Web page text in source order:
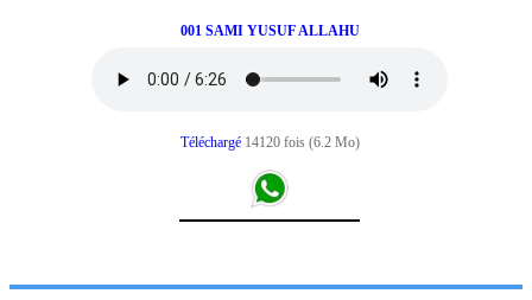
001 SAMI YUSUF ALLAHU
Téléchargé 14120 fois (6.2 Mo)